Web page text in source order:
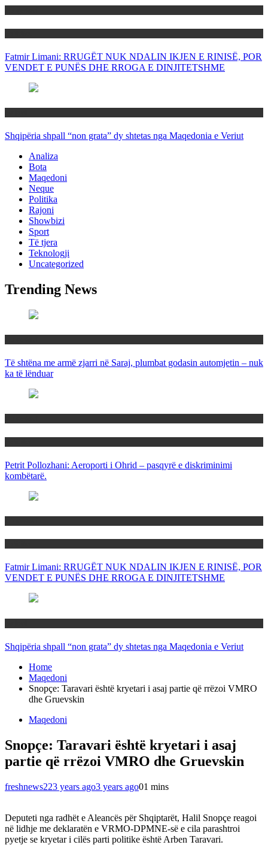
Fatmir Limani: RRUGËT NUK NDALIN IKJEN E RINISË, POR
VENDET E PUNËS DHE RROGA E DINJITETSHME
Shqipëria shpall “non grata” dy shtetas nga Maqedonia e Veriut
Analiza
Bota
Maqedoni
Neque
Politika
Rajoni
Showbizi
Sport
Të tjera
Teknologji
Uncategorized
Trending News
Të shtëna me armë zjarri në Saraj, plumbat godasin automjetin – nuk
ka të lënduar
Petrit Pollozhani: Aeroporti i Ohrid – pasqyrë e diskriminimi
kombëtarë.
Fatmir Limani: RRUGËT NUK NDALIN IKJEN E RINISË, POR
VENDET E PUNËS DHE RROGA E DINJITETSHME
Shqipëria shpall “non grata” dy shtetas nga Maqedonia e Veriut
Home
Maqedoni
Snopçe: Taravari është kryetari i asaj partie që rrëzoi VMRO
dhe Gruevskin
Maqedoni
Snopçe: Taravari është kryetari i asaj
partie që rrëzoi VMRO dhe Gruevskin
freshnews223 years ago3 years ago01 mins
Deputeti nga radhët e Aleancës për Shqiptarët, Halil Snopçe reagoi
në lidhje me deklaratën e VRMO-DPMNE-së e cila parashtroi
pyetje se kryetar i cilës parti politike është Arben Taravari.